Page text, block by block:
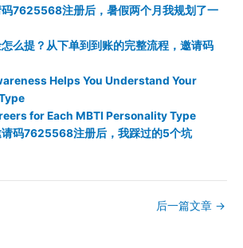
7625568注册后，暑假两个月我规划了一
么提？从下单到到账的完整流程，邀请码
Helps You Understand Your
for Each MBTI Personality Type
请码7625568注册后，我踩过的5个坑
后一篇文章 →